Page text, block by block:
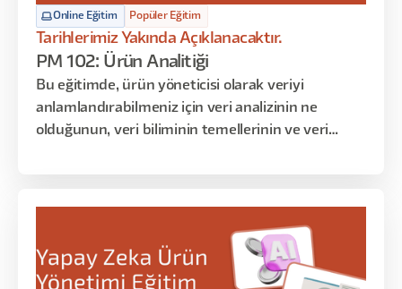
Online Eğitim Popüler Eğitim
Tarihlerimiz Yakında Açıklanacaktır.
PM 102: Ürün Analitiği
Bu eğitimde, ürün yöneticisi olarak veriyi
anlamlandırabilmeniz için veri analizinin ne
olduğunun, veri biliminin temellerinin ve veri